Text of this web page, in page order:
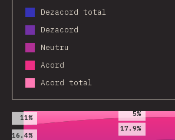
Dezacord total
Dezacord
Neutru
Acord
Acord total
2019 2020
16.4%
17.9%
11% 5%